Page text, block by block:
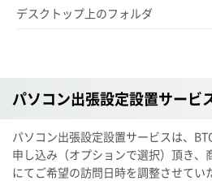
デスクトップ上のフォルダ
パソコン出張設定設置サービ
パソコン出張設定設置サービスは、
申し込み（オプションで選択）頂き、
にてご希望の訪問日時を調整させてい